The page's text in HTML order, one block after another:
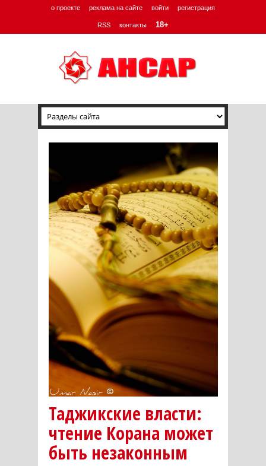
о проекте реклама на сайте войти регистрация
RSS контакты 18+
Таджикские власти:
чтение Корана может
быть незаконным